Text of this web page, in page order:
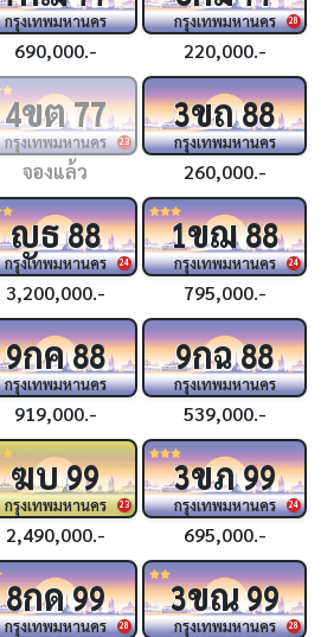
กรุงเทพมหานคร
690,000.-
28
กรุงเทพมหานคร
220,000.-
23
4ขต77
กรุงเทพมหานคร
จองแล้ว
3ขถ88
กรุงเทพมหานคร
260,000.-
24
ญธ88
กรุงเทพมหานคร
3,200,000.-
24
1ขฌ88
กรุงเทพมหานคร
795,000.-
9กค88
กรุงเทพมหานคร
919,000.-
9กฉ88
กรุงเทพมหานคร
539,000.-
23
ฆบ99
กรุงเทพมหานคร
2,490,000.-
24
3ขภ99
กรุงเทพมหานคร
695,000.-
28
8กด99
กรุงเทพมหานคร 28
3ขณ99
กรุงเทพมหานคร